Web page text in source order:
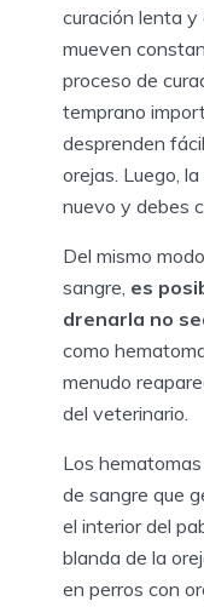
curación lenta y
mueven
proceso de
temprano
desprenden
orejas. Luego,
nuevo y debes
Del mismo
sangre, es
drenarla no
como
menudo
del veterinario.
Los
de sangre que
el interior del
blanda de la
en perros con